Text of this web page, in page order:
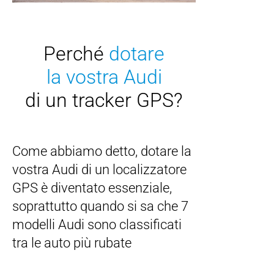
Perché dotare
la vostra Audi
di un tracker GPS?
Come abbiamo detto, dotare la
vostra Audi di un localizzatore
GPS è diventato essenziale,
soprattutto quando si sa che 7
modelli Audi sono classificati
tra le auto più rubate